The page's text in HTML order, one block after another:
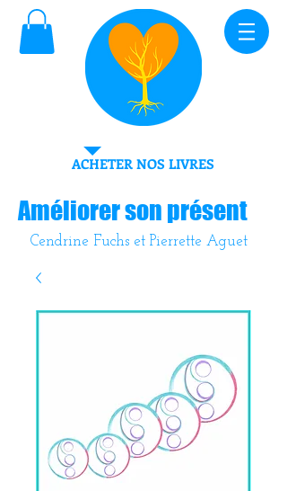
ACHETER NOS LIVRES
Améliorer son présent
Cendrine Fuchs et Pierrette Aguet